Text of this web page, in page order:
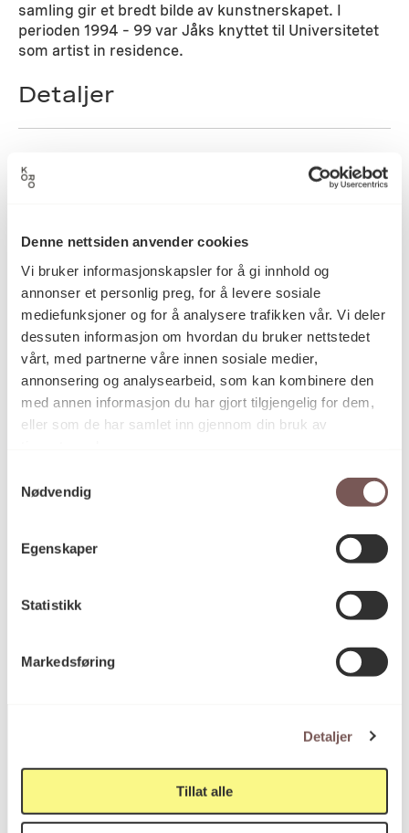
Denne nettsiden anvender cookies
Vi bruker informasjonskapsler for å gi innhold og
annonser et personlig preg, for å levere sosiale
mediefunksjoner og for å analysere trafikken vår. Vi deler
dessuten informasjon om hvordan du bruker nettstedet
vårt, med partnerne våre innen sosiale medier,
annonsering og analysearbeid, som kan kombinere den
med annen informasjon du har gjort tilgjengelig for dem,
eller som de har samlet inn gjennom din bruk av
Nødvendig
Egenskaper
Statistikk
Markedsføring
Detaljer
Tillat alle
samling gir et bredt bilde av kunstnerskapet. I
perioden 1994 – 99 var Jåks knyttet til Universitetet
som artist in residence.
Detaljer
Datering
Kunstner Iver Jåks
Kategori Blyanttegning, Tegning
Teknikk og
materiale
Blyant på papir
Postadresse